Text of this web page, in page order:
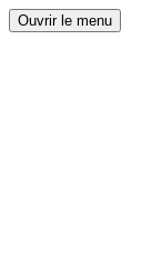
Ouvrir le menu